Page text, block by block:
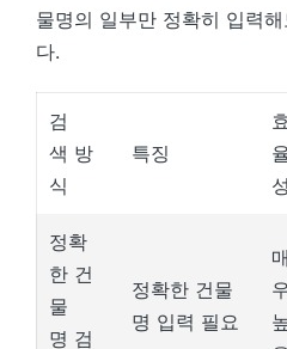
물명의 일부만 정확히 입력
다.
검
색 방
식
특징
효
성
정확
한 건
물
명 검
정확한 건물
명 입력 필요
매